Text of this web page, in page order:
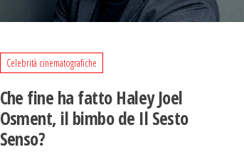
Celebrità cinematografiche
Che fine ha fatto Haley Joel
Osment, il bimbo de Il Sesto
Senso?